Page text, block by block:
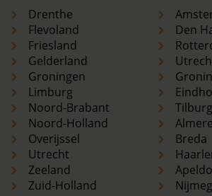
Drenthe
Flevoland
Friesland
Gelderland
Groningen
Limburg
Noord-Brabant
Noord-Holland
Overijssel
Utrecht
Zeeland
Zuid-Holland
Den
Tilburg
Almere
Breda